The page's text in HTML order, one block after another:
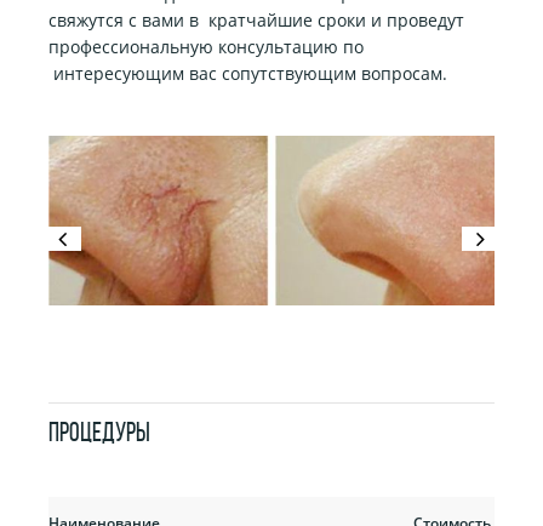
свяжутся с вами в кратчайшие сроки и проведут
профессиональную консультацию по
интересующим вас сопутствующим вопросам.
ПРОЦЕДУРЫ